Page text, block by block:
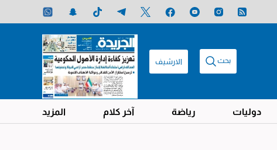
بحث الارشيف
دوليات رياضة آخر كلام المزيد